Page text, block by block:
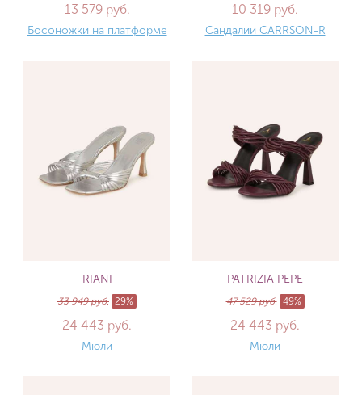
13 579 руб.
Босоножки на платформе
10 319 руб.
Сандалии CARRSON-R
RIANI
33 949 руб. 29%
24 443 руб.
Мюли
PATRIZIA PEPE
47 529 руб. 49%
24 443 руб.
Мюли